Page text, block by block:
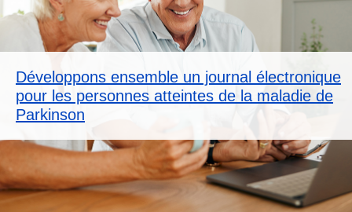
Développons ensemble un journal électronique
pour les personnes atteintes de la maladie de
Parkinson